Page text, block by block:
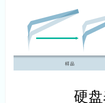
硬盘表面